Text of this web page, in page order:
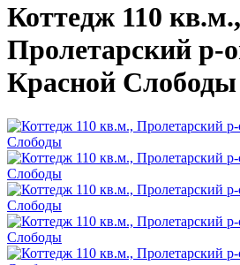
Коттедж 110 кв.м.,
Пролетарский р-
Красной Слободы